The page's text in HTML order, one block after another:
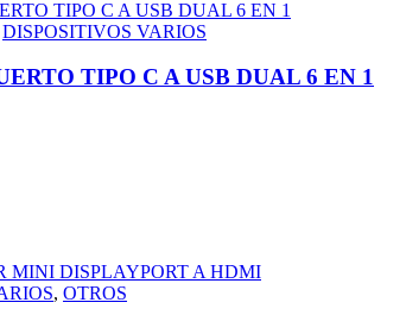
DISPOSITIVOS VARIOS
TIPO C A USB DUAL 6 EN 1
, OTROS